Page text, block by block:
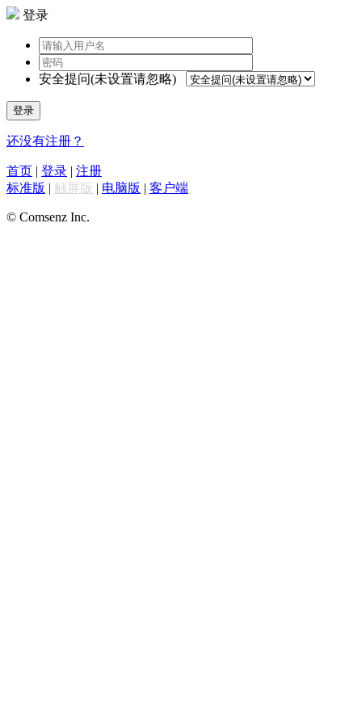
登录
安全提问(未设置请忽略)
登录
还没有注册？
首页 | 登录 | 注册
标准版 | 触屏版 | 电脑版 | 客户端
© Comsenz Inc.